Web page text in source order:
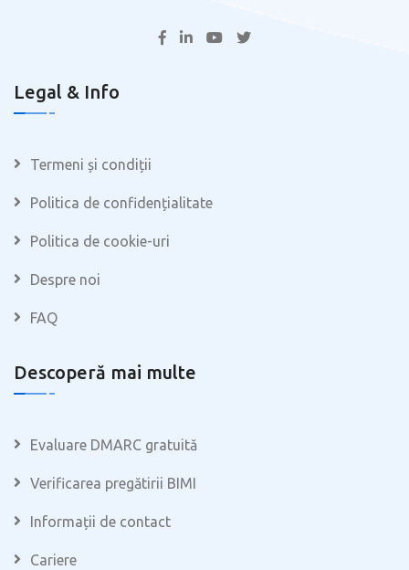
Legal & Info
Termeni și condiții
Politica de confidențialitate
Politica de cookie-uri
Despre noi
FAQ
Descoperă mai multe
Evaluare DMARC gratuită
Verificarea pregătirii BIMI
Informații de contact
Cariere